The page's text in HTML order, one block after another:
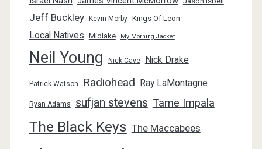
Jeff Buckley Kevin Morby Kings Of Leon
Local Natives Midlake My Morning Jacket
Neil Young Nick Cave Nick Drake
Patrick Watson Radiohead Ray LaMontagne
Ryan Adams sufjan stevens Tame Impala
The Black Keys The Maccabees